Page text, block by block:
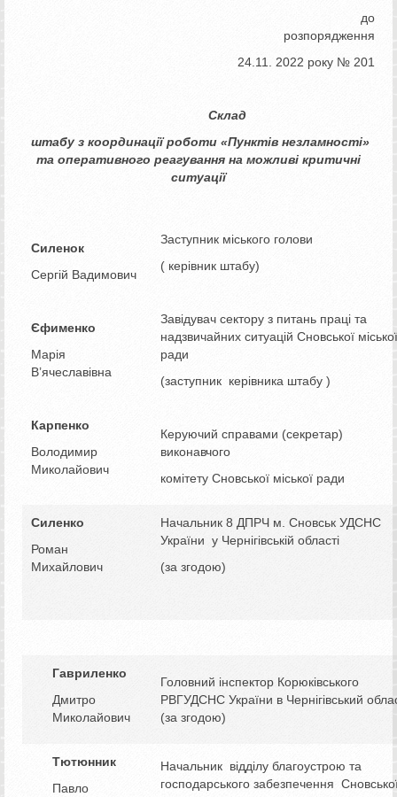
до
розпорядження
24.11. 2022 року № 201
Склад
штабу з координації роботи «Пунктів незламності»
та оперативного реагування на можливі критичні
ситуації
Силенок
Сергій Вадимович
Єфименко
Марія
В’ячеславівна
Карпенко
Володимир
Миколайович
Заступник міського голови
( керівник штабу)
Завідувач сектору з питань праці та
надзвичайних ситуацій Сновської міської
ради
(заступник керівника штабу )
Керуючий справами (секретар)
виконавчого
комітету Сновської міської ради
Силенко
Роман
Михайлович
Начальник 8 ДПРЧ м. Сновськ УДСНС
України у Чернігівській області
(за згодою)
Гавриленко
Дмитро
Миколайович
Головний інспектор Корюківського
РВГУДСНС України в Чернігівський
(за згодою)
Тютюнник
Павло
Начальник відділу благоустрою та
господарського забезпечення